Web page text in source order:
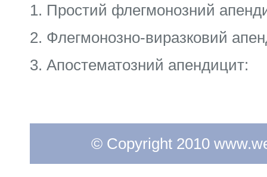
1. Простий флегмонозний
2. Флегмонозно-виразковий
3. Апостематозний апендицит:
© Copyright 2010